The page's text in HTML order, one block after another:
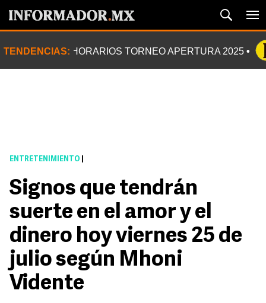
TENDENCIAS: HORARIOS TORNEO APERTURA 2025
ENTRETENIMIENTO
Signos que tendrán
suerte en el amor y el
dinero hoy viernes 25 de
julio según Mhoni
Vidente